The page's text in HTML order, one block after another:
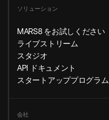
ソリューション
MARS8 をお試しください
ライブストリーム
スタジオ
API ドキュメント
スタートアッププログラム
会社